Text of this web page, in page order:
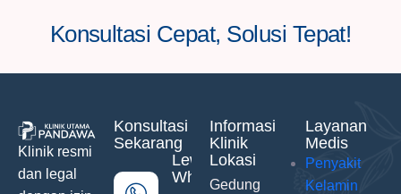
Konsultasi Cepat, Solusi Tepat!
Klinik resmi
dan legal
Konsultasi
Sekarang
Lewat
WhatsApp
Informasi
Klinik
Lokasi
Gedung
Layanan
Medis
Penyakit
Kelamin